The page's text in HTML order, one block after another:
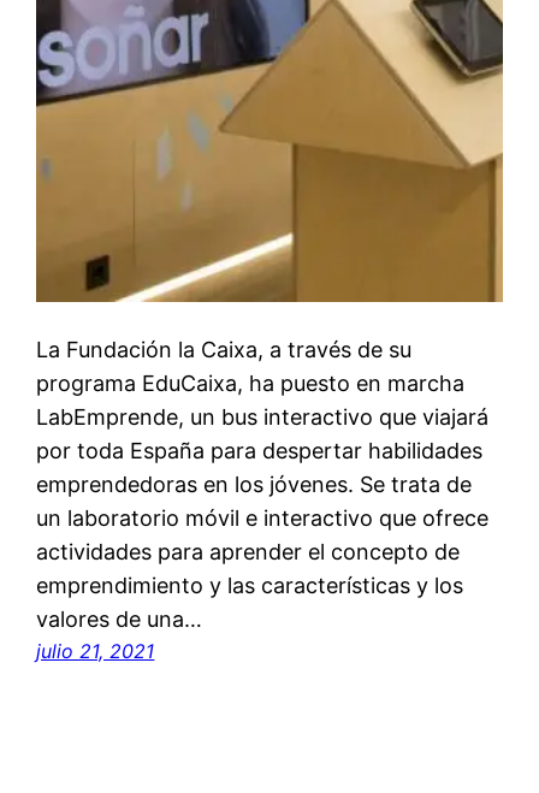
La Fundación la Caixa, a través de su
programa EduCaixa, ha puesto en marcha
LabEmprende, un bus interactivo que viajará
por toda España para despertar habilidades
emprendedoras en los jóvenes. Se trata de
un laboratorio móvil e interactivo que ofrece
actividades para aprender el concepto de
emprendimiento y las características y los
valores de una…
julio 21, 2021